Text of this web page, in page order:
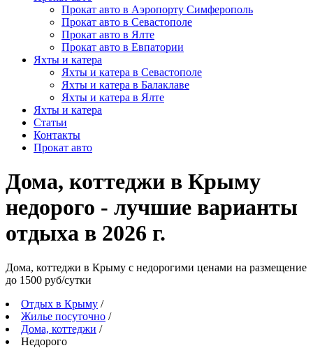
Прокат авто в Аэропорту Симферополь
Прокат авто в Севастополе
Прокат авто в Ялте
Прокат авто в Евпатории
Яхты и катера
Яхты и катера в Севастополе
Яхты и катера в Балаклаве
Яхты и катера в Ялте
Яхты и катера
Статьи
Контакты
Прокат авто
Дома, коттеджи в Крыму
недорого - лучшие варианты
отдыха в 2026 г.
Дома, коттеджи в Крыму c недорогими ценами на размещение
до 1500 руб/сутки
Отдых в Крыму /
Жилье посуточно /
Дома, коттеджи /
Недорого